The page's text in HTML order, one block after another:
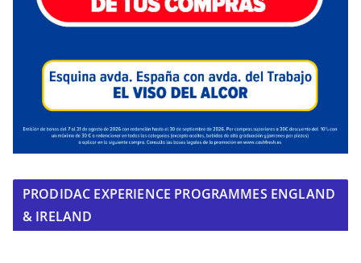
PRODIDAC EXPERIENCE PROGRAMMES ENGLAND
& IRELAND